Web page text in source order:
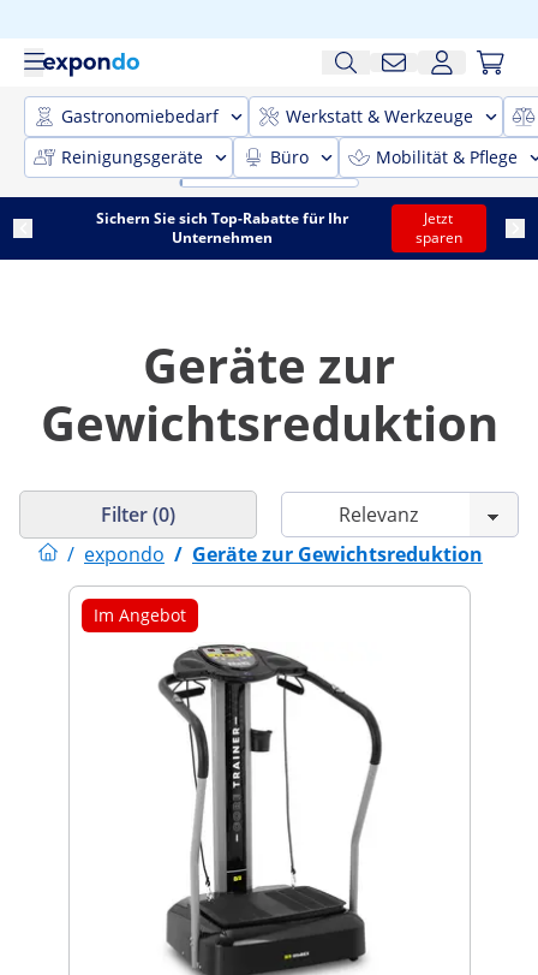
Gastronomiebedarf
Werkstatt & Werkzeuge
Reinigungsgeräte
Büro Mobilität & Pflege
Sichern Sie sich Top-Rabatte für Ihr
Unternehmen
Jetzt
sparen
Geräte zur
Gewichtsreduktion
/ expondo / Geräte zur Gewichtsreduktion
Filter (0)
Im Angebot